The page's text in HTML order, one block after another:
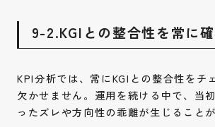
9-2.KGIとの整合性を常に
KPI分析では、常にKGIとの整合性をチ
欠かせません。運用を続ける中で、当
ったズレや方向性の乖離が生じること